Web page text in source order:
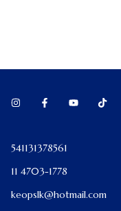
541131378561
11 4703-1778
keopslk@hotmail.com